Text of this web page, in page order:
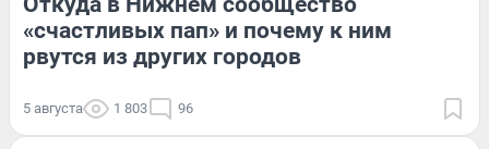
«счастливых пап» и почему к ним
рвутся из других городов
5 августа 1 803 96